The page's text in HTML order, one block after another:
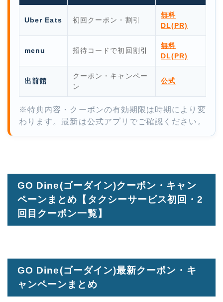
Uber Eats 初回クーポン・割引
無料
DL(PR)
menu 招待コードで初回割引
無料
DL(PR)
出前館
クーポン・キャンペー
ン
公式
※特典内容・クーポンの有効期限は時期により変
わります。最新は公式アプリでご確認ください。
GO Dine(ゴーダイン)クーポン・キャン
ペーンまとめ【タクシーサービス初回・2
回目クーポン一覧】
GO Dine(ゴーダイン)最新クーポン・キ
ャンペーンまとめ